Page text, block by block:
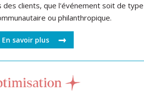
des clients, que l'événement soit de type
ou philanthropique.
En savoir plus